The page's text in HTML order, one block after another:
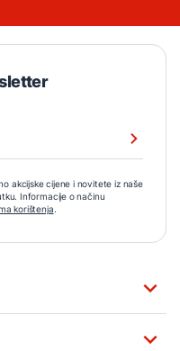
akcijske cijene i novitete iz naše
Informacije o načinu
korištenja.